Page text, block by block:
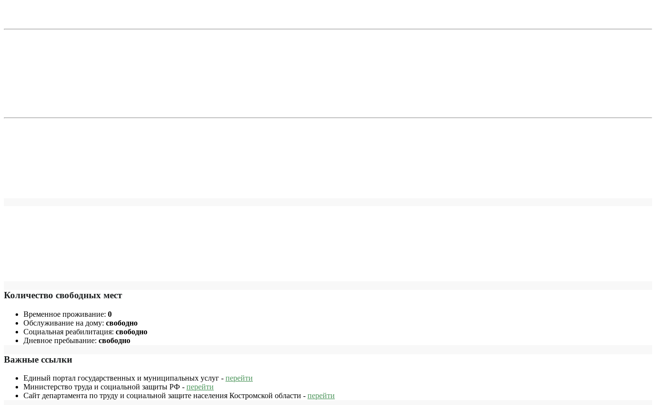
Количество свободных мест
Временное проживание: 0
Обслуживание на дому: свободно
Социальная реабилитация: свободно
Дневное пребывание: свободно
Важные ссылки
Единый портал государственных и муниципальных услуг - перейти
Министерство труда и социальной защиты РФ - перейти
Сайт департамента по труду и социальной защите населения Костромской области - перейти